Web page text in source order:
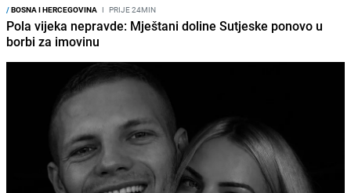
/BOSNA I HERCEGOVINA I PRIJE 24MIN
Pola vijeka nepravde: Mještani doline Sutjeske ponovo u
borbi za imovinu